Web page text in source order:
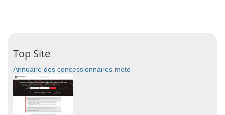
Top Site
Annuaire des concessionnaires moto